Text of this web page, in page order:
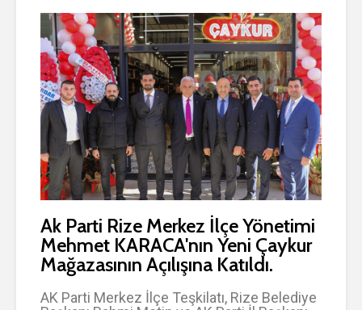
c
e
b
o
o
k
itt
er
a
ts
A
p
p
Ak Parti Rize Merkez İlçe Yönetimi
Mehmet KARACA'nın Yeni Çaykur
Mağazasının Açılışına Katıldı.
AK Parti Merkez İlçe Teşkilatı, Rize Belediye